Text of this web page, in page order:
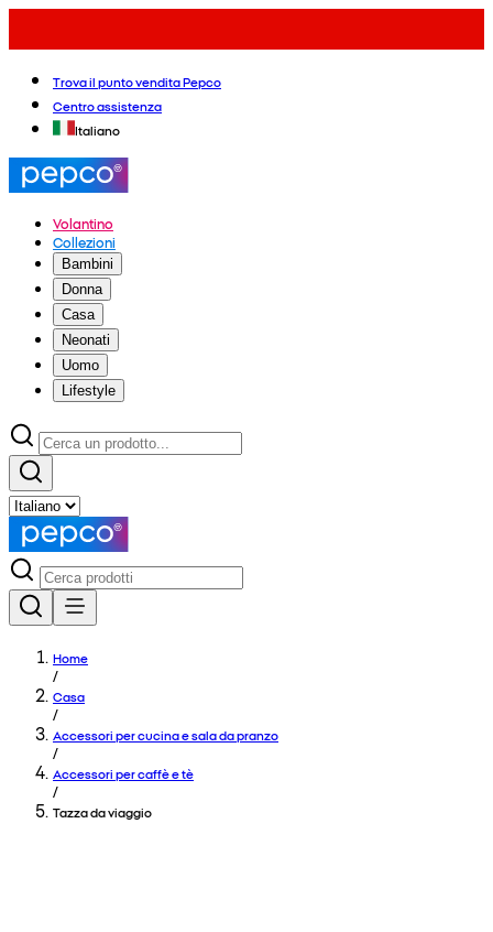
Trova il punto vendita Pepco
Centro assistenza
Italiano
Volantino
Collezioni
Bambini
Donna
Casa
Neonati
Uomo
Lifestyle
Home
/
Casa
/
Accessori per cucina e sala da pranzo
/
Accessori per caffè e tè
/
Tazza da viaggio